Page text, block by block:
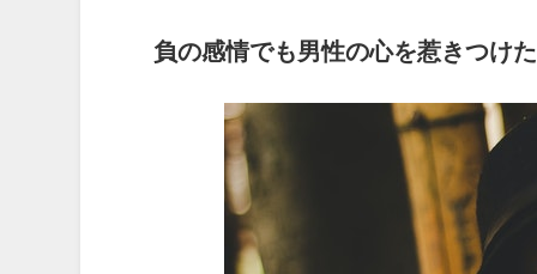
負の感情でも男性の心を惹きつけ